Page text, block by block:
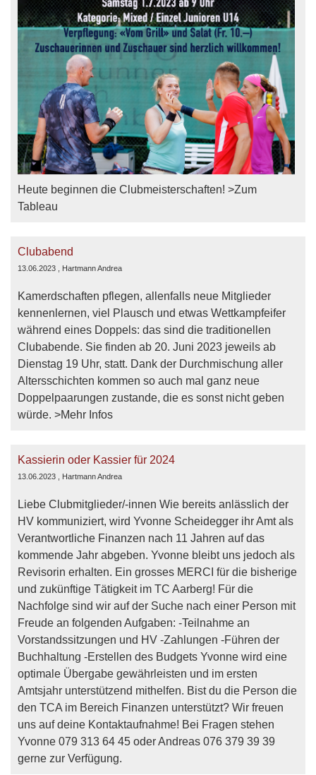
Heute beginnen die Clubmeisterschaften! >Zum
Tableau
Clubabend
13.06.2023 , Hartmann Andrea
Kamerdschaften pflegen, allenfalls neue Mitglieder
kennenlernen, viel Plausch und etwas Wettkampfeifer
während eines Doppels: das sind die traditionellen
Clubabende. Sie finden ab 20. Juni 2023 jeweils ab
Dienstag 19 Uhr, statt. Dank der Durchmischung aller
Altersschichten kommen so auch mal ganz neue
Doppelpaarungen zustande, die es sonst nicht geben
würde. >Mehr Infos
Kassierin oder Kassier für 2024
13.06.2023 , Hartmann Andrea
Liebe Clubmitglieder/-innen Wie bereits anlässlich der
HV kommuniziert, wird Yvonne Scheidegger ihr Amt als
Verantwortliche Finanzen nach 11 Jahren auf das
kommende Jahr abgeben. Yvonne bleibt uns jedoch als
Revisorin erhalten. Ein grosses MERCI für die bisherige
und zukünftige Tätigkeit im TC Aarberg! Für die
Nachfolge sind wir auf der Suche nach einer Person mit
Freude an folgenden Aufgaben: -Teilnahme an
Vorstandssitzungen und HV -Zahlungen -Führen der
Buchhaltung -Erstellen des Budgets Yvonne wird eine
optimale Übergabe gewährleisten und im ersten
Amtsjahr unterstützend mithelfen. Bist du die Person die
den TCA im Bereich Finanzen unterstützt? Wir freuen
uns auf deine Kontaktaufnahme! Bei Fragen stehen
Yvonne 079 313 64 45 oder Andreas 076 379 39 39
gerne zur Verfügung.